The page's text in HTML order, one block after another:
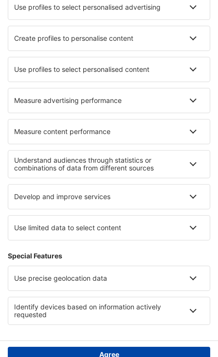
Unterkunft in Pisgah Forest Unterkunft in Bosschenhoofd
Unterkunft in Maizieres-les-Metz Unterkunft in Clitheroe
Unterkunft in Targu Jiu Unterkunft in Sluis
Unterkunft in Arc 2000 Unterkunft in Mahopac
Die besten Unterkünfte - Regionen
Unterkunft in Cesar Unterkunft in Antioquia
Unterkunft in Sucre Unterkunft in Cartagena
Unterkunft in Valle del Cauca Unterkunft auf Gotland
Unterkunft in Tlaxcala Unterkunft auf der Phangan
Unterkunft in Galicia Unterkunft in den Rocky Mountains